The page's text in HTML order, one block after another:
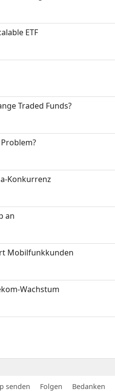
ETF
Traded Funds?
Konkurrenz
an
Mobilfunkkunden
Wachstum
senden Folgen Bedanken